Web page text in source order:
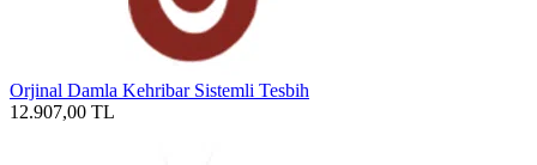
Orjinal Damla Kehribar Sistemli Tesbih
12.907,00 TL